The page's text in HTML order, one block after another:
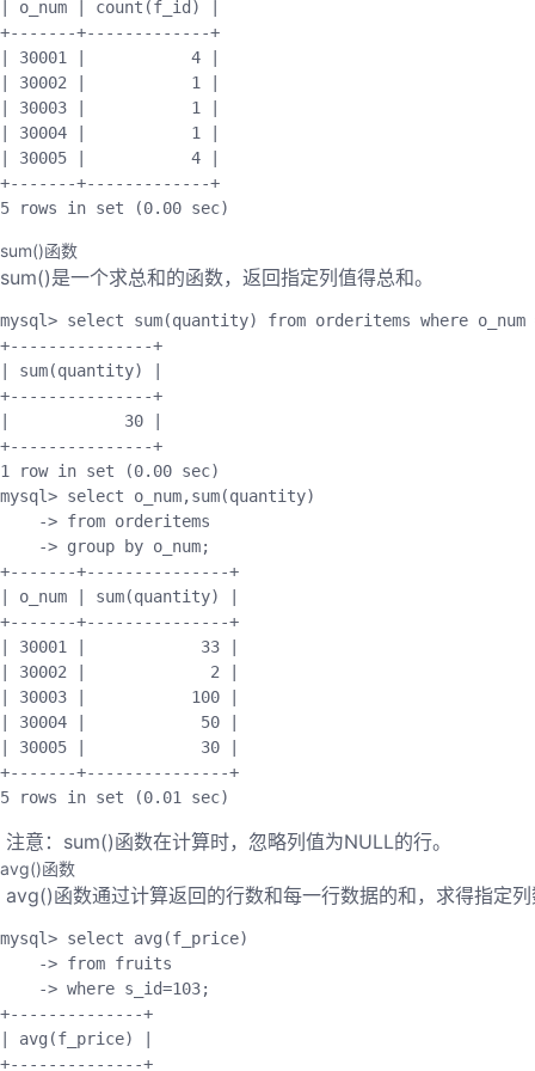
o_num count (f_id )
+-- -- -- -+-- -- -- -- -- -- -+
30001 4
30002 1
30003 1
30004 1
30005 4
+-- -- -- -+-- -- -- -- -- -- -+
5 rows in set (0.00 sec)
sum()函数
sum()是一个求总和的函数，返回指定列值得总和。
mysql> select sum(quantity) from orderitems where o_num
+-- -- -- -- -- -- -- -+
sum(quantity)
+-- -- -- -- -- -- -- -+
30
+-- -- -- -- -- -- -- -+
1
row in set (0.00 sec)
mysql> select o_num,sum(quantity)
-> from orderitems
-> group by o_num;
+-- -- -- -+-- -- -- -- -- -- -- -+
o_num sum(quantity)
+-- -- -- -+-- -- -- -- -- -- -- -+
30001 33
30002 2
30003 100
30004 50
30005 30
+-- -- -- -+-- -- -- -- -- -- -- -+
5 rows in set (0.01 sec)
​ 注意：sum()函数在计算时，忽略列值为NULL的行。
avg()函数
avg()函数通过计算返回的行数和每一行数据的和，求得指定列
mysql> select avg (f_price)
-> from fruits
-> where s_id=103;
+-- -- -- -- -- -- --+
avg (f_price)
+-- -- -- -- -- -- --+